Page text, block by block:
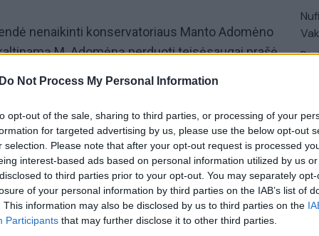
Do Not Process My Personal Information
opt-out of the sale, sharing to third parties, or processing of your
for targeted advertising by us, please use the below opt-out
selection. Please note that after your opt-out request is processed
interest-based ads based on personal information utilized by us
to third parties prior to your opt-out. You may separately
of your personal information by third parties on the IAB’s list of
This information may also be disclosed by us to third parties on the
Participants that may further disclose it to other third parties.
nenaikinti konservatoriaus Manto Adomėno
M. Adomėną perduoti teisėsaugai prašė
neliečiamybę išsaugojo, nes
nedalyvavo balsavime.
Teisinė neliečiamybė Seimas